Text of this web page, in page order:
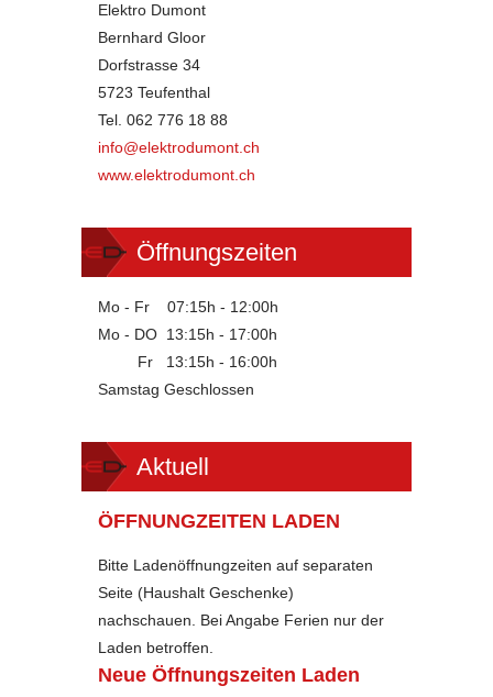
Elektro Dumont
Bernhard Gloor
Dorfstrasse 34
5723 Teufenthal
Tel. 062 776 18 88
info@elektrodumont.ch
www.elektrodumont.ch
Öffnungszeiten
Mo - Fr 07:15h - 12:00h
Mo - DO 13:15h - 17:00h
Fr 13:15h - 16:00h
Samstag Geschlossen
Aktuell
ÖFFNUNGZEITEN LADEN
Bitte Ladenöffnungzeiten auf separaten
Seite (Haushalt Geschenke)
nachschauen. Bei Angabe Ferien nur der
Laden betroffen.
Neue Öffnungszeiten Laden